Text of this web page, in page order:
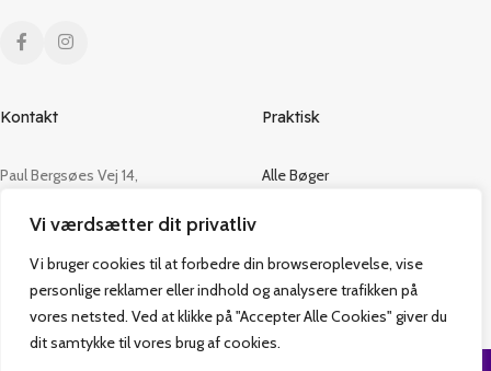
Vi værdsætter dit privatliv
Vi bruger cookies til at forbedre din browseroplevelse, vise
personlige reklamer eller indhold og analysere trafikken på
vores netsted. Ved at klikke på "Accepter Alle Cookies" giver du
dit samtykke til vores brug af cookies.
Kontakt
Paul Bergsøes Vej 14,
CVR: 42813915
admin@vakifforlag.dk
+45 26 24 2354
Praktisk
Alle Bøger
Kontakt